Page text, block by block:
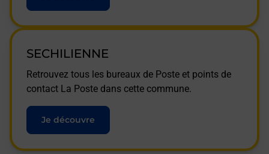
SECHILIENNE
Retrouvez tous les bureaux de Poste et points de
contact La Poste dans cette commune.
Je découvre